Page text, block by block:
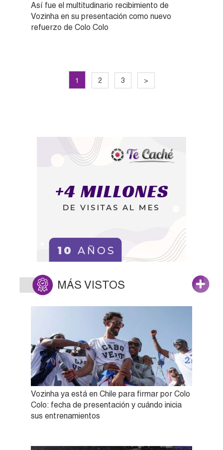
Así fue el multitudinario recibimiento de
Vozinha en su presentación como nuevo
refuerzo de Colo Colo
1 2 3 >
MÁS VISTOS
Vozinha ya está en Chile para firmar por Colo
Colo: fecha de presentación y cuándo inicia
sus entrenamientos